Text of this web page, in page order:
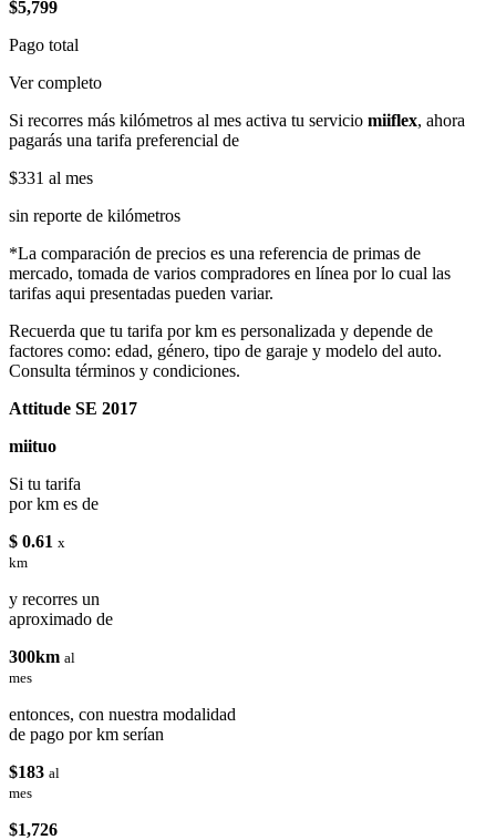
$5,799
Pago total
Ver completo
Si recorres más kilómetros al mes activa tu servicio miiflex, ahora
pagarás una tarifa preferencial de
$331 al mes
sin reporte de kilómetros
*La comparación de precios es una referencia de primas de
mercado, tomada de varios compradores en línea por lo cual las
tarifas aqui presentadas pueden variar.
Recuerda que tu tarifa por km es personalizada y depende de
factores como: edad, género, tipo de garaje y modelo del auto.
Consulta términos y condiciones.
Attitude SE 2017
miituo
Si tu tarifa
por km es de
$ 0.61 x
km
y recorres un
aproximado de
300km al
mes
entonces, con nuestra modalidad
de pago por km serían
$183 al
mes
$1,726